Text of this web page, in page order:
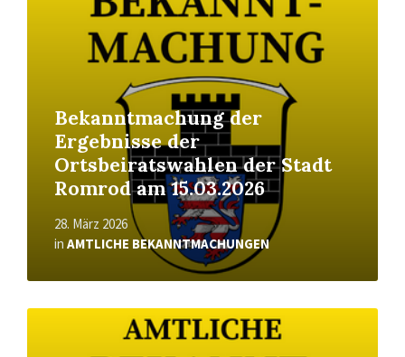
Bekanntmachung der
Ergebnisse der
Ortsbeiratswahlen der Stadt
Romrod am 15.03.2026
28. März 2026
in AMTLICHE BEKANNTMACHUNGEN
Read